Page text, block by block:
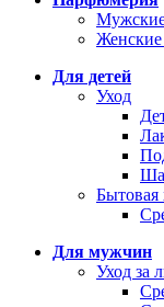
Женские
Для детей
Уход
Бытовая
Для мужчин
Уход за